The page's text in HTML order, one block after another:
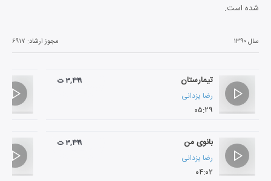
شده است.
سال ۱۳۹۰ مجوز ارشاد: ۶۹۱۷
تیمارستان
رضا یزدانی
۰۵:۲۹
۳,۴۹۹ ت
بانوی من
رضا یزدانی
۰۴:۰۲
۳,۴۹۹ ت